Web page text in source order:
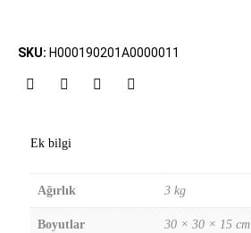
SKU: H000190201A0000011
Ek bilgi
Ağırlık 3 kg
Boyutlar 30 × 30 × 15 cm